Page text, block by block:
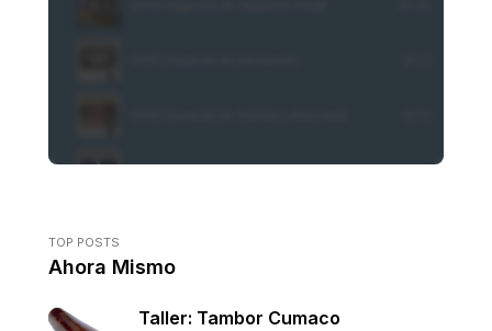
TOP POSTS
Ahora Mismo
Taller: Tambor Cumaco